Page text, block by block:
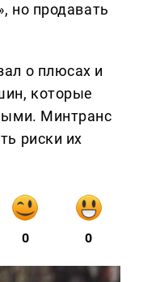
но продавать
о плюсах и
которые
Минтранс
риски их
0 0